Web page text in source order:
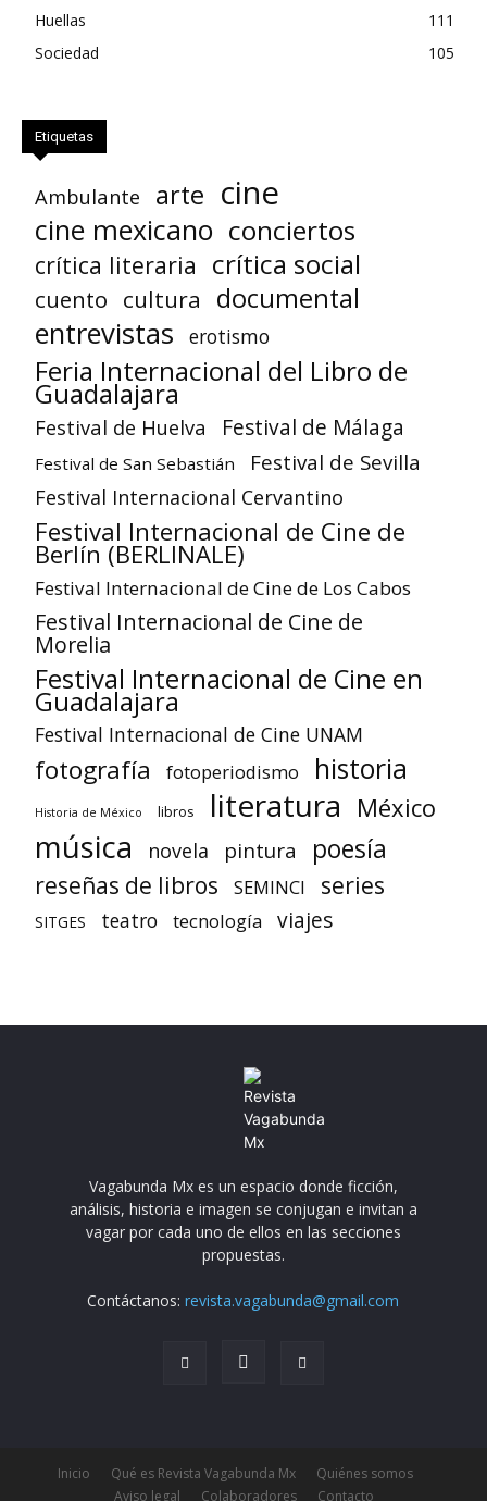
Huellas
111
Sociedad
105
Etiquetas
Ambulante arte cine
cine mexicano conciertos
crítica literaria crítica social
cuento cultura documental
entrevistas erotismo
Feria Internacional del Libro de
Guadalajara
Festival de Huelva Festival de Málaga
Festival de San Sebastián Festival de Sevilla
Festival Internacional Cervantino
Festival Internacional de Cine de
Berlín (BERLINALE)
Festival Internacional de Cine de Los Cabos
Festival Internacional de Cine de
Morelia
Festival Internacional de Cine en
Guadalajara
Festival Internacional de Cine UNAM
fotografía fotoperiodismo historia
Historia de México libros literatura México
música novela pintura poesía
reseñas de libros SEMINCI series
SITGES teatro tecnología viajes
Vagabunda Mx es un espacio donde ficción,
análisis, historia e imagen se conjugan e invitan a
vagar por cada uno de ellos en las secciones
propuestas.
Contáctanos:revista.vagabunda@gmail.com
Inicio Qué es Revista Vagabunda Mx
Quiénes somos
Aviso legal
Colaboradores Contacto